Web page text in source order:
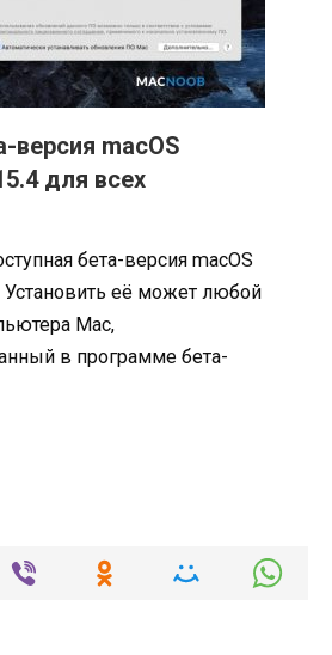
macOS
для всех
бета-версия macOS
Установить её может любой
Mac,
в программе бета-